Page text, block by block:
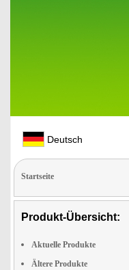
Deutsch
Startseite
Produkt-Übersicht:
Aktuelle Produkte
Ältere Produkte